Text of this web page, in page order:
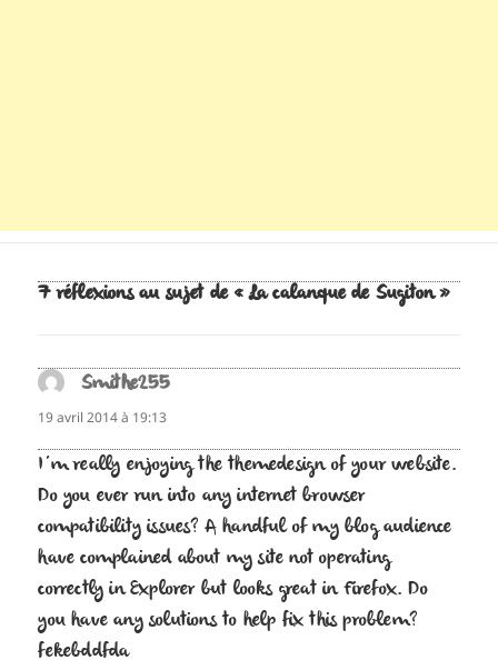
7 réflexions au sujet de « La calanque de Sugiton »
Smithe255
19 avril 2014 à 19:13
I’m really enjoying the themedesign of your website.
Do you ever run into any internet browser
compatibility issues? A handful of my blog audience
have complained about my site not operating
correctly in Explorer but looks great in Firefox. Do
you have any solutions to help fix this problem?
fekebddfda